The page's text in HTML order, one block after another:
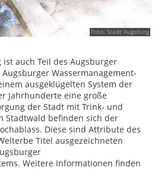
Foto: Stadt Augsburg
auch Teil des Augsburger
Augsburger Wassermanagement-
ausgeklügelten System der
Jahrhunderte eine große
der Stadt mit Trink- und
Stadtwald befinden sich der
Diese sind Attribute des
Titel ausgezeichneten
Weitere Informationen finden